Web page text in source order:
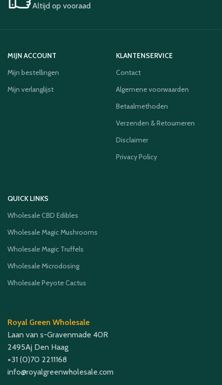
Altijd op vooraad
MIJN ACCOUNT
Mijn bestellingen
Mijn verlanglijst
KLANTENSERVICE
Contact
Algemene voorwaarden
Betaalmethoden
Verzenden & Retourneren
Disclaimer
Privacy Policy
QUICK LINKS
Wholesale CBD Edibles
Wholesale Magic Mushrooms
Wholesale Magic Truffels
Wholesale Microdosing
Wholesale Peyote Cactus
Royal Green Wholesale
Laan van s-Gravenmade 40R
2495Aj Den Haag
+31 (0)70 2211168
info@royalgreenwholesale.com